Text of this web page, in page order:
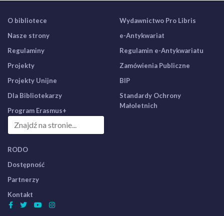
O bibliotece
Nasze strony
Regulaminy
Projekty
Projekty Unijne
Dla Bibliotekarzy
Program Erasmus+
Wydawnictwo Pro Libris
e-Antykwariat
Regulamin e-Antykwariatu
Zamówienia Publiczne
BIP
Standardy Ochrony
Małoletnich
RODO
Dostępność
Partnerzy
Kontakt